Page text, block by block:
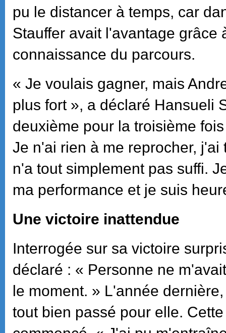
pu le distancer à temps, car
Stauffer avait l'avantage grâce
connaissance du parcours.
« Je voulais gagner, mais
plus fort », a déclaré Hansueli
deuxième pour la troisième
Je n'ai rien à me reprocher,
n'a tout simplement pas suffi.
ma performance et je suis
Une victoire inattendue
Interrogée sur sa victoire
déclaré : « Personne ne
le moment. » L'année
tout bien passé pour elle.